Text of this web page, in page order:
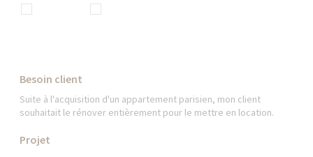
Besoin client
Suite à l'acquisition d'un appartement parisien, mon client
souhaitait le rénover entièrement pour le mettre en location.
Projet